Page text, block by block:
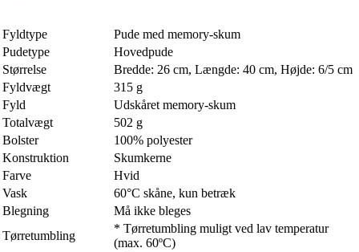
Fyldtype
Pude med memory-skum
Pudetype
Hovedpude
Størrelse
Bredde: 26 cm, Længde: 40 cm, Højde: 6/5 cm
Fyldvægt
315 g
Fyld
Udskåret memory-skum
Totalvægt
502 g
Bolster
100% polyester
Konstruktion
Skumkerne
Farve
Hvid
Vask
60°C skåne, kun betræk
Blegning
Må ikke bleges
Tørretumbling
* Tørretumbling muligt ved lav temperatur
(max. 60ºC)